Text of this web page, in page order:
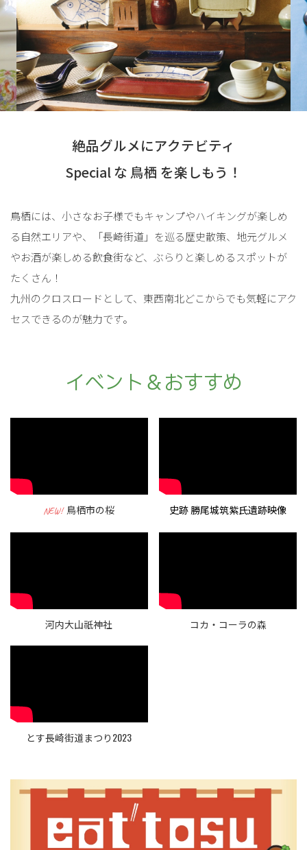
絶品グルメにアクテビティ
Special な 鳥栖 を楽しもう！
鳥栖には、小さなお子様でもキャンプやハイキングが楽しめ
る自然エリアや、「長崎街道」を巡る歴史散策、地元グルメ
やお酒が楽しめる飲食街など、ぶらりと楽しめるスポットが
たくさん！
九州のクロスロードとして、東西南北どこからでも気軽にアク
セスできるのが魅力です。
イベント＆おすすめ
NEW!鳥栖市の桜 史跡 勝尾城筑紫氏遺跡映像
河内大山祇神社 コカ・コーラの森
とす長崎街道まつり2023